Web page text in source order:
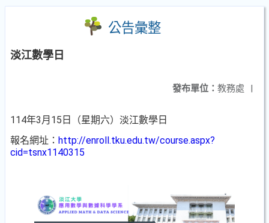
公告彙整
淡江數學日
發布單位： 教務處 |
114年3月15日（星期六）淡江數學日
報名網址： http://enroll.tku.edu.tw/course.aspx?
cid=tsnx1140315